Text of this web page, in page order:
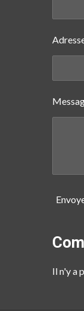
Il n'y a